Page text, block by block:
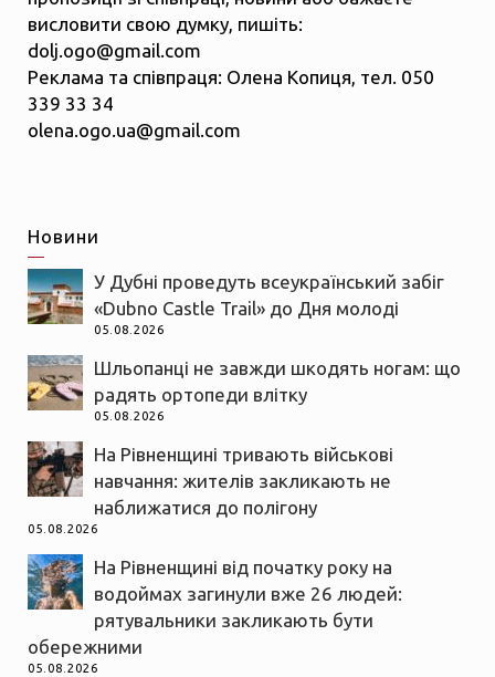
висловити свою думку, пишіть:
dolj.ogo@gmail.com
Реклама та співпраця: Олена Копиця, тел. 050
339 33 34
olena.ogo.ua@gmail.com
Новини
У Дубні проведуть всеукраїнський забіг
«Dubno Castle Trail» до Дня молоді
05.08.2026
Шльопанці не завжди шкодять ногам: що
радять ортопеди влітку
05.08.2026
На Рівненщині тривають військові
навчання: жителів закликають не
наближатися до полігону
05.08.2026
На Рівненщині від початку року на
водоймах загинули вже 26 людей:
рятувальники закликають бути
обережними
05.08.2026